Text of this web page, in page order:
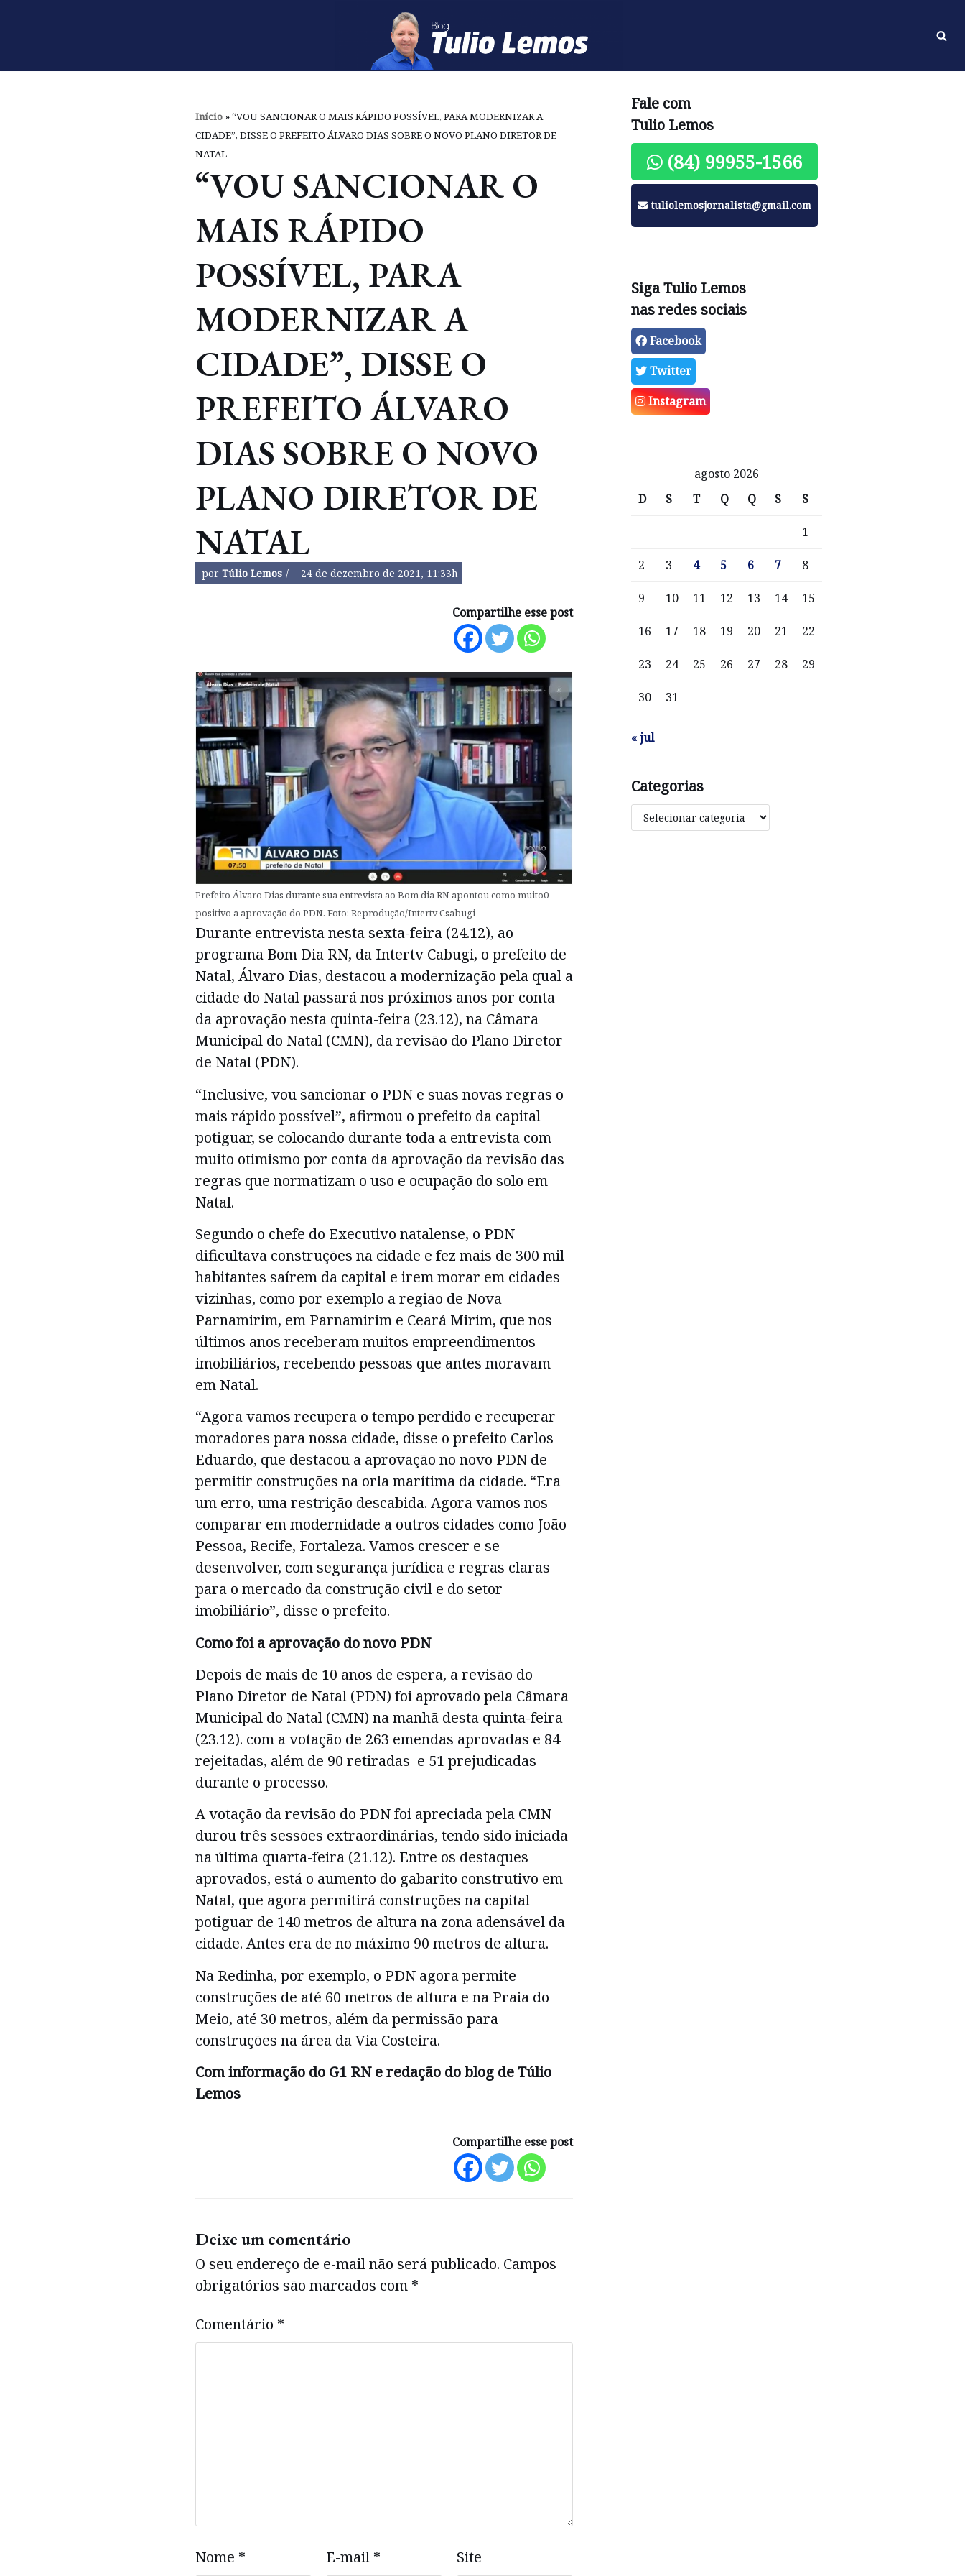
o
Início »“VOU SANCIONAR O MAIS RÁPIDO POSSÍVEL, PARA MODERNIZAR A
CIDADE”, DISSE O PREFEITO ÁLVARO DIAS SOBRE O NOVO PLANO DIRETOR DE
NATAL
“VOU SANCIONAR O
MAIS RÁPIDO
POSSÍVEL, PARA
MODERNIZAR A
CIDADE”, DISSE O
PREFEITO ÁLVARO
DIAS SOBRE O NOVO
PLANO DIRETOR DE
NATAL
por Túlio Lemos 24 de dezembro de 2021, 11:33h
Compartilhe esse post
Prefeito Álvaro Dias durante sua entrevista ao Bom dia RN apontou como muito0
positivo a aprovação do PDN. Foto: Reprodução/Intertv Csabugi
Durante entrevista nesta sexta-feira (24.12), ao
programa Bom Dia RN, da Intertv Cabugi, o prefeito de
Natal, Álvaro Dias, destacou a modernização pela qual a
cidade do Natal passará nos próximos anos por conta
da aprovação nesta quinta-feira (23.12), na Câmara
Municipal do Natal (CMN), da revisão do Plano Diretor
de Natal (PDN).
“Inclusive, vou sancionar o PDN e suas novas regras o
mais rápido possível”, afirmou o prefeito da capital
potiguar, se colocando durante toda a entrevista com
muito otimismo por conta da aprovação da revisão das
regras que normatizam o uso e ocupação do solo em
Natal.
Segundo o chefe do Executivo natalense, o PDN
dificultava construções na cidade e fez mais de 300 mil
habitantes saírem da capital e irem morar em cidades
vizinhas, como por exemplo a região de Nova
Parnamirim, em Parnamirim e Ceará Mirim, que nos
últimos anos receberam muitos empreendimentos
imobiliários, recebendo pessoas que antes moravam
em Natal.
“Agora vamos recupera o tempo perdido e recuperar
moradores para nossa cidade, disse o prefeito Carlos
Eduardo, que destacou a aprovação no novo PDN de
permitir construções na orla marítima da cidade. “Era
um erro, uma restrição descabida. Agora vamos nos
comparar em modernidade a outros cidades como João
Pessoa, Recife, Fortaleza. Vamos crescer e se
desenvolver, com segurança jurídica e regras claras
para o mercado da construção civil e do setor
imobiliário”, disse o prefeito.
Como foi a aprovação do novo PDN
Depois de mais de 10 anos de espera, a revisão do
Plano Diretor de Natal (PDN) foi aprovado pela Câmara
Municipal do Natal (CMN) na manhã desta quinta-feira
(23.12). com a votação de 263 emendas aprovadas e 84
rejeitadas, além de 90 retiradas e 51 prejudicadas
durante o processo.
A votação da revisão do PDN foi apreciada pela CMN
durou três sessões extraordinárias, tendo sido iniciada
na última quarta-feira (21.12). Entre os destaques
aprovados, está o aumento do gabarito construtivo em
Natal, que agora permitirá construções na capital
potiguar de 140 metros de altura na zona adensável da
cidade. Antes era de no máximo 90 metros de altura.
Na Redinha, por exemplo, o PDN agora permite
construções de até 60 metros de altura e na Praia do
Meio, até 30 metros, além da permissão para
construções na área da Via Costeira.
Com informação do G1 RN e redação do blog de Túlio
Lemos
Compartilhe esse post
Deixe um comentário
O seu endereço de e-mail não será publicado. Campos
obrigatórios são marcados com *
Comentário *
Nome * E-mail * Site
Fale com
Tulio Lemos
(84) 99955-1566
tuliolemosjornalista@gmail.com
Siga Tulio Lemos
nas redes sociais
Facebook
Twitter
Instagram
agosto 2026
D
S T Q Q S S
1
2 3 4 5 6 7 8
9 10 11 12 13 14 15
16 17 18 19 20 21 22
23 24 25 26 27 28 29
30 31
« jul
Categorias